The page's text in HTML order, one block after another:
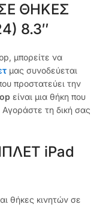
ΘΗΚΕΣ
8.3″
μπορείτε να
μας συνοδεύεται
προστατεύει την
είναι μια θήκη που
Αγοράστε τη δική σας
iPad
θήκες κινητών σε